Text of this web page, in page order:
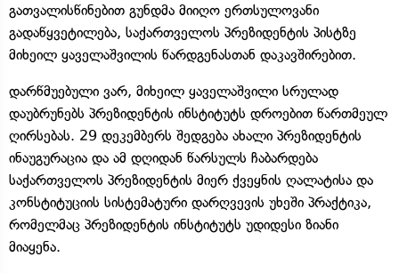
გათვალისწინებით გუნდმა მიიღო ერთსულოვანი
გადაწყვეტილება, საქართველოს პრეზიდენტის პისტზე
მიხეილ ყაველაშვილის წარდგენასთან დაკავშირებით.
დარწმუებული ვარ, მიხეილ ყაველაშვილი სრულად
დაუბრუნებს პრეზიდენტის ინსტიტუტს დროებით წართმეულ
ღირსებას. 29 დეკემბერს შედგება ახალი პრეზიდენტის
ინაუგურაცია და ამ დღიდან წარსულს ჩაბარდება
საქართველოს პრეზიდენტის მიერ ქვეყნის ღალატისა და
კონსტიტუციის სისტემატური დარღვევის უხეში პრაქტიკა,
რომელმაც პრეზიდენტის ინსტიტუტს უდიდესი ზიანი
მიაყენა.